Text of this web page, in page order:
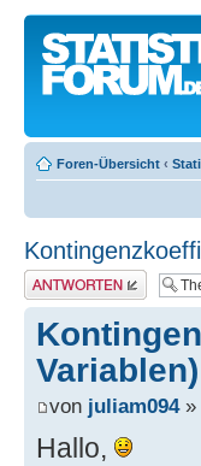
Foren-Übersicht ‹
Antwort erstellen
Variablen)
von juliam094»
Hallo,